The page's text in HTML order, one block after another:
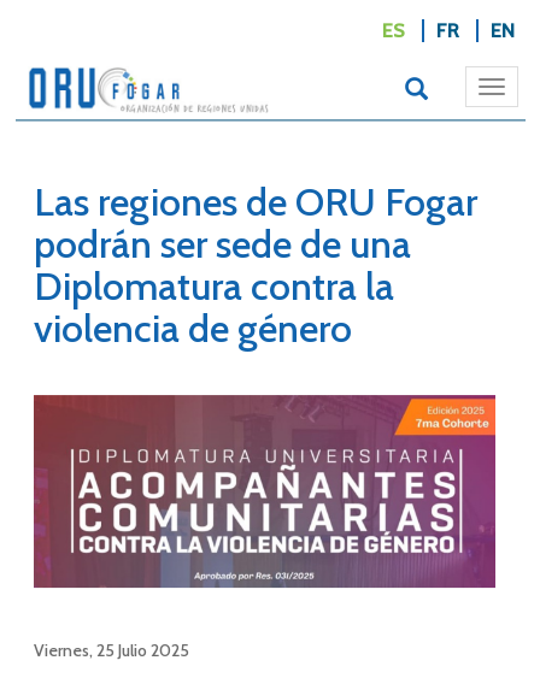
ES FR EN
Las regiones de ORU Fogar
podrán ser sede de una
Diplomatura contra la
violencia de género
Viernes, 25 Julio 2025